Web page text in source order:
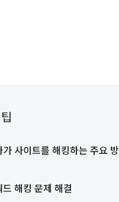
사이트를 해킹하는 주요 방
해킹 문제 해결